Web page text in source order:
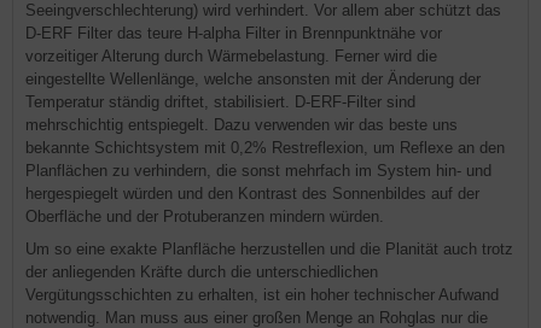
Seeingverschlechterung) wird verhindert. Vor allem aber schützt das
D-ERF Filter das teure H-alpha Filter in Brennpunktnähe vor
vorzeitiger Alterung durch Wärmebelastung. Ferner wird die
eingestellte Wellenlänge, welche ansonsten mit der Änderung der
Temperatur ständig driftet, stabilisiert. D-ERF-Filter sind
mehrschichtig entspiegelt. Dazu verwenden wir das beste uns
bekannte Schichtsystem mit 0,2% Restreflexion, um Reflexe an den
Planflächen zu verhindern, die sonst mehrfach im System hin- und
hergespiegelt würden und den Kontrast des Sonnenbildes auf der
Oberfläche und der Protuberanzen mindern würden.
Um so eine exakte Planfläche herzustellen und die Planität auch trotz
der anliegenden Kräfte durch die unterschiedlichen
Vergütungsschichten zu erhalten, ist ein hoher technischer Aufwand
notwendig. Man muss aus einer großen Menge an Rohglas nur die